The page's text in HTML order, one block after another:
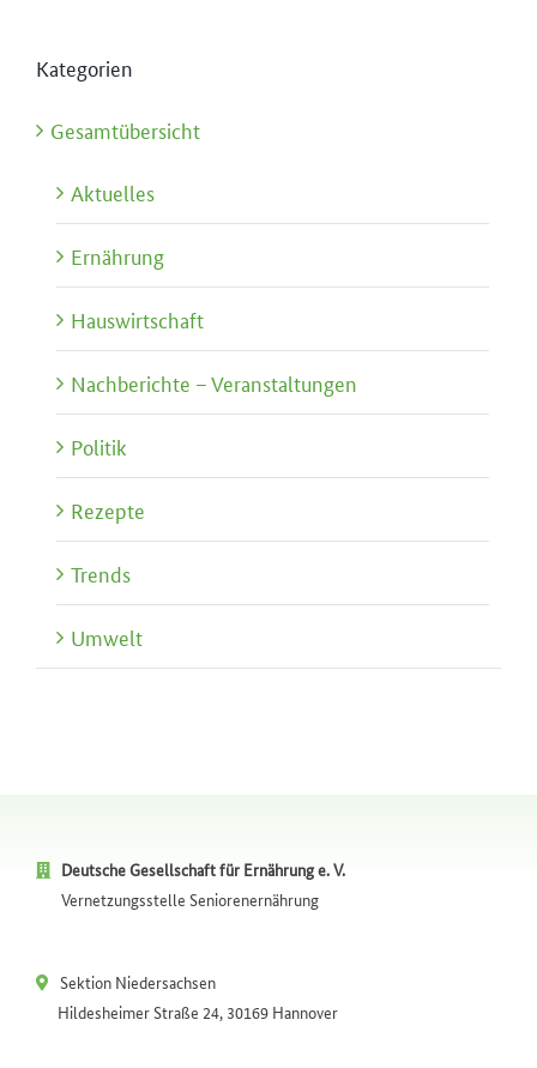
Kategorien
Gesamtübersicht
Aktuelles
Ernährung
Hauswirtschaft
Nachberichte – Veranstaltungen
Politik
Rezepte
Trends
Umwelt
Deutsche Gesellschaft für Ernährung e. V.
Vernetzungsstelle Seniorenernährung
Sektion Niedersachsen
Hildesheimer Straße 24, 30169 Hannover